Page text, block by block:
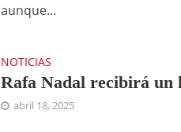
aunque...
NOTICIAS
Rafa Nadal recibirá un
abril 18, 2025